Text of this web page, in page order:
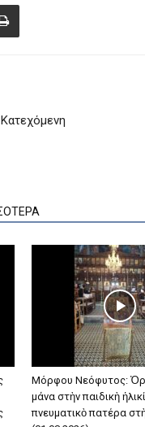
Μόρφου Νεόφυτος:
μάνα στὴν παιδικὴ
πνευματικὸ πατέρα